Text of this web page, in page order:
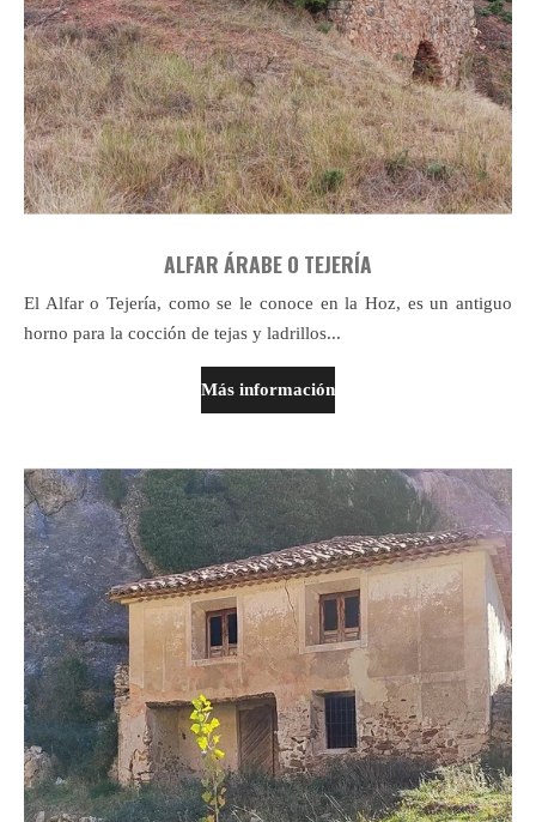
ALFAR ÁRABE O TEJERÍA
El Alfar o Tejería, como se le conoce en la Hoz, es un antiguo
horno para la cocción de tejas y ladrillos...
Más información